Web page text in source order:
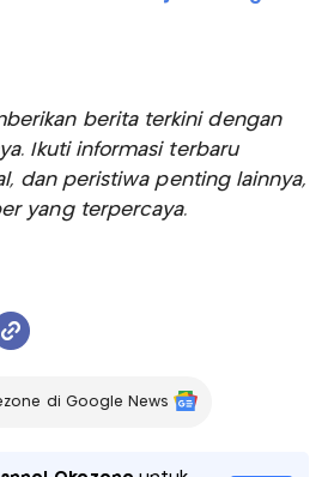
berita terkini dengan
Ikuti informasi terbaru
dan peristiwa penting lainnya,
yang terpercaya.
di Google News